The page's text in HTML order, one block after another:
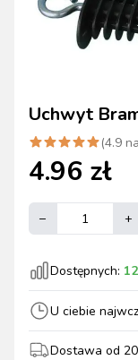
Uchwyt
(4.9 na
4.96 zł
– +
Dostępnych:
U ciebie
Dostawa od